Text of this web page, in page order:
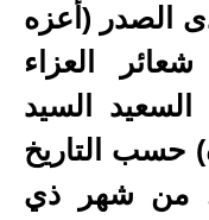
الصدر (أعزه
العزاء
السيد
التاريخ
من شهر ذي